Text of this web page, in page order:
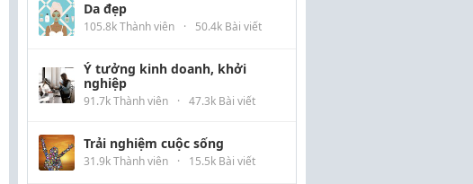
Da đẹp
105.8k Thành viên · 50.4k Bài viết
Ý tưởng kinh doanh, khởi
nghiệp
91.7k Thành viên · 47.3k Bài viết
Trải nghiệm cuộc sống
31.9k Thành viên · 15.5k Bài viết